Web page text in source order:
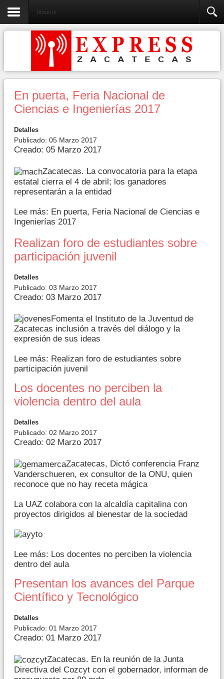
Educación
En puerta, Feria Nacional de
Ciencias e Ingenierías 2017
Detalles
Publicado: 05 Marzo 2017
Creado: 05 Marzo 2017
Zacatecas. La convocatoria para la etapa
estatal cierra el 4 de abril; los ganadores
representarán a la entidad
Lee más: En puerta, Feria Nacional de Ciencias e
Ingenierías 2017
Realizan foro de estudiantes sobre
participación juvenil
Detalles
Publicado: 03 Marzo 2017
Creado: 03 Marzo 2017
Fomenta el Instituto de la Juventud de
Zacatecas inclusión a través del diálogo y la
expresión de sus ideas
Lee más: Realizan foro de estudiantes sobre
participación juvenil
Los docentes no perciben la
violencia dentro del aula
Detalles
Publicado: 02 Marzo 2017
Creado: 02 Marzo 2017
Zacatecas, Dictó conferencia Franz
Vanderschueren, ex consultor de la ONU, quien
reconoce que no hay receta mágica
La UAZ colabora con la alcaldía capitalina con
proyectos dirigidos al bienestar de la sociedad
Lee más: Los docentes no perciben la violencia
dentro del aula
Presentan los avances del Parque
Científico y Tecnológico
Detalles
Publicado: 01 Marzo 2017
Creado: 01 Marzo 2017
Zacatecas. En la reunión de la Junta
Directiva del Cozcyt con el gobernador, informan de